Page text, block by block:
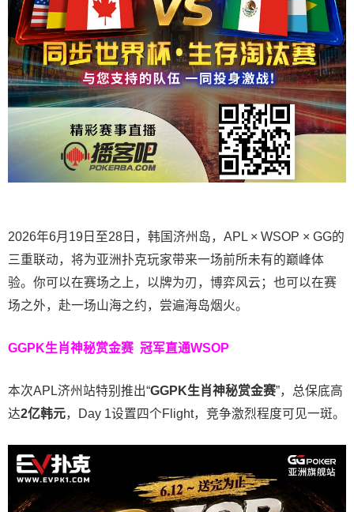
2026年6月19日至28日，韩国济州岛，APL × WSOP × GG的
三重联动，将为亚洲扑克玩家带来一场前所未有的巅峰体
验。 你可以在赛场之上，以牌为刃，博弈风云；也可以在赛
场之外，赴一场山海之约，尝遍海岛烟火。
GGPK生肖神秘赏金赛 冠军直通WSOP
本次APL济州站特别推出“GGPK生肖神秘赏金赛”，总保底高
达2亿韩元，Day 1设置四个Flight，竞争激烈程度可见一斑。